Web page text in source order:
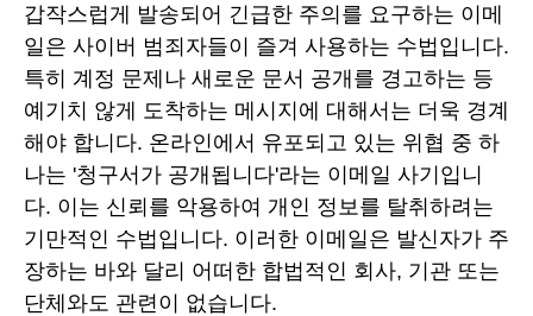
갑작스럽게 발송되어 긴급한 주의를 요구하는 이메
일은 사이버 범죄자들이 즐겨 사용하는 수법입니다.
특히 계정 문제나 새로운 문서 공개를 경고하는 등
예기치 않게 도착하는 메시지에 대해서는 더욱 경계
해야 합니다. 온라인에서 유포되고 있는 위협 중 하
나는 '청구서가 공개됩니다'라는 이메일 사기입니
다. 이는 신뢰를 악용하여 개인 정보를 탈취하려는
기만적인 수법입니다. 이러한 이메일은 발신자가 주
장하는 바와 달리 어떠한 합법적인 회사, 기관 또는
단체와도 관련이 없습니다.